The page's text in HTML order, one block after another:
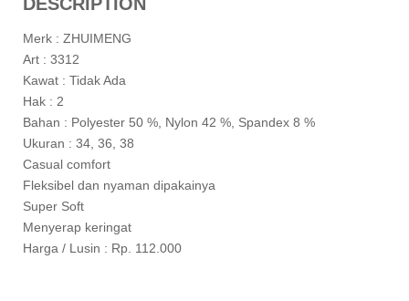
Merk : ZHUIMENG
Art : 3312
Kawat : Tidak Ada
Hak : 2
Bahan : Polyester 50 %, Nylon 42 %, Spandex 8 %
Ukuran : 34, 36, 38
Casual comfort
Fleksibel dan nyaman dipakainya
Super Soft
Menyerap keringat
Harga / Lusin : Rp. 112.000